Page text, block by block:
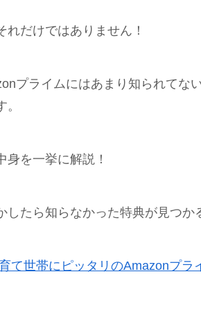
れだけではありません！
プライムにはあまり知られてな
。
身を一挙に解説！
したら知らなかった特典が見つか
て世帯にピッタリのAmazonプラ